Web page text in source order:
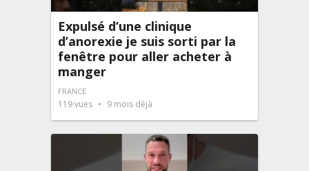
Expulsé d’une clinique
d’anorexie je suis sorti par la
fenêtre pour aller acheter à
manger
FRANCE
119vues 9 mois déjà